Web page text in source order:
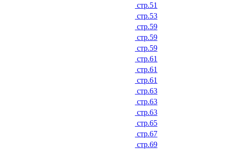
стр.51
стр.53
стр.59
стр.59
стр.59
стр.61
стр.61
стр.61
стр.63
стр.63
стр.63
стр.65
стр.67
стр.69